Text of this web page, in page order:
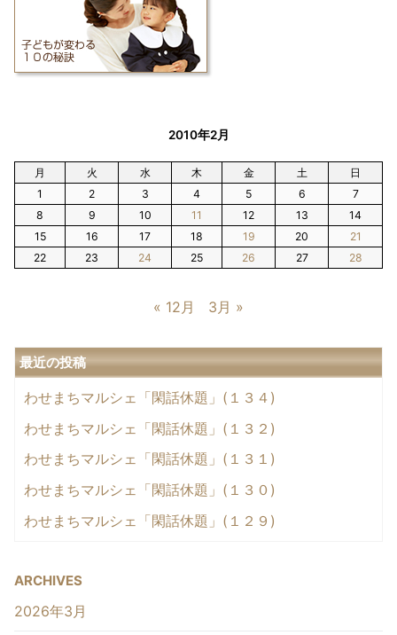
2010年2月
月 火 水 木 金 土
日
1
2 3 4 5 6
7
8
9 10 11 12 13
14
15
16 17 18 19 20
21
22
23 24 25 26 27 28
« 12月 3月 »
最近の投稿
わせまちマルシェ「閑話休題」(１３４)
わせまちマルシェ「閑話休題」(１３２)
わせまちマルシェ「閑話休題」(１３１)
わせまちマルシェ「閑話休題」(１３０)
わせまちマルシェ「閑話休題」(１２９)
ARCHIVES
2026年3月